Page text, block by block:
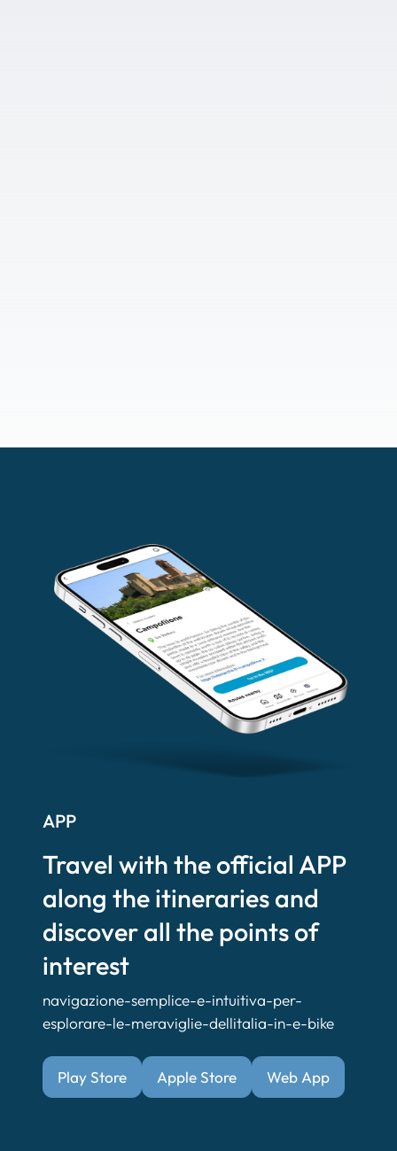
APP
Travel with the official APP
along the itineraries and
discover all the points of
interest
navigazione-semplice-e-intuitiva-per-
esplorare-le-meraviglie-dellitalia-in-e-bike
Play Store Apple Store Web App